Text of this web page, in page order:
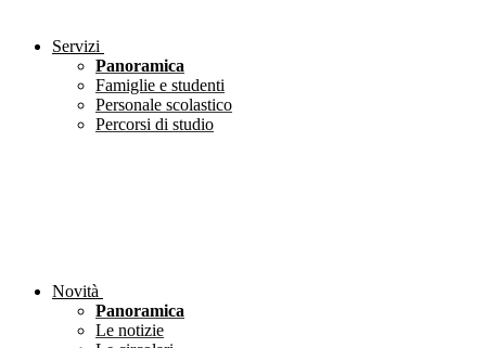
Servizi
Panoramica
Famiglie e studenti
Personale scolastico
Percorsi di studio
Novità
Panoramica
Le notizie